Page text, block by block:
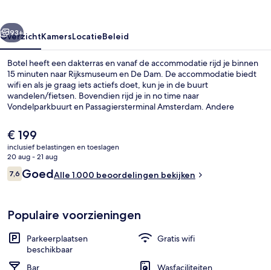
Volgende
93+
OverzichtKamersLocatieBeleid
Botel heeft een dakterras en vanaf de accommodatie rijd je binnen
15 minuten naar Rijksmuseum en De Dam. De accommodatie biedt
wifi en als je graag iets actiefs doet, kun je in de buurt
wandelen/fietsen. Bovendien rijd je in no time naar
Vondelparkbuurt en Passagiersterminal Amsterdam. Andere
De
huidige
prijs
is
€ 199
€ 199
inclusief belastingen en toeslagen
20 aug - 21 aug
Beoordelingen
7,67,6 op 10 –
GoedAlle 1.000 beoordelingen bekijken
Populaire voorzieningen
Parkeerplaatsen
beschikbaar
Gratis wifi
Bar
Wasfaciliteiten